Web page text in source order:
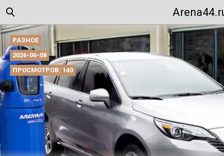
РАЗНОЕ
2026-06-08
ПРОСМОТРОВ: 140